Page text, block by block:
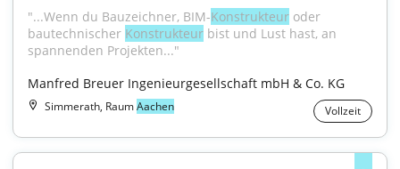
"...Wenn du Bauzeichner, BIM-Konstrukteur oder
bautechnischer Konstrukteur bist und Lust hast, an
spannenden Projekten..."
Manfred Breuer Ingenieurgesellschaft mbH & Co. KG
Simmerath, RaumAachen Vollzeit